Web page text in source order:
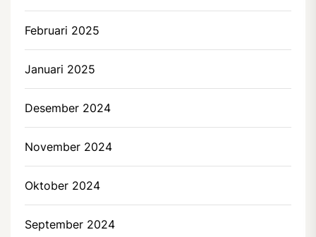
Februari 2025
Januari 2025
Desember 2024
November 2024
Oktober 2024
September 2024